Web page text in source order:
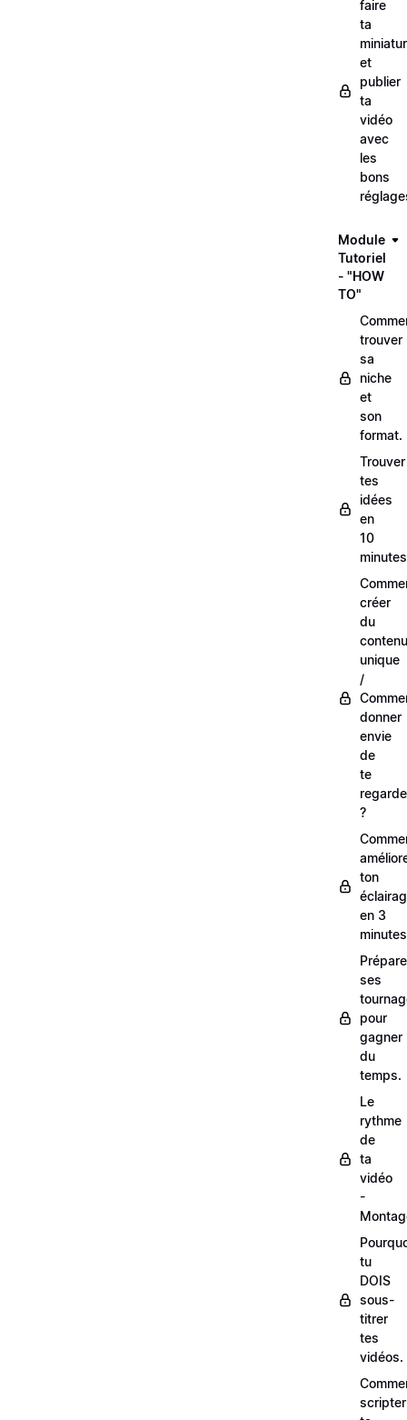
faire
ta
et
publier
ta
vidéo
avec
les
bons
Module
Tutoriel
- "HOW
TO"
trouver
sa
niche
et
son
format.
Trouver
tes
idées
en
10
créer
du
contenu
unique
/
donner
envie
de
te
?
ton
en 3
ses
pour
gagner
du
temps.
Le
rythme
de
ta
vidéo
-
tu
DOIS
sous-
titrer
tes
vidéos.
scripter